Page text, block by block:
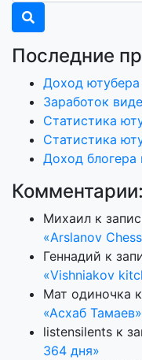
Последние
Доход
Заработок
Статистика
Статистика
Доход
Комментарии:
Михаил к
«Arslanov
Геннадий к
«Vishniakov
Мат одиночка
«Асхаб Тамаев»
listensilents к
364 дня»